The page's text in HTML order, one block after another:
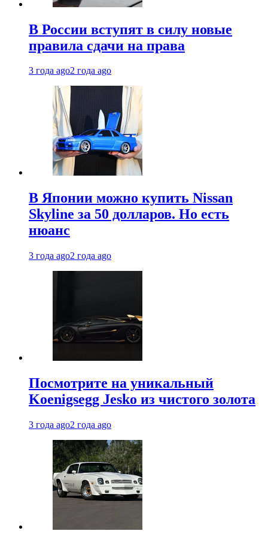
В России вступят в силу новые
правила сдачи на права
3 года ago2 года ago
В Японии можно купить Nissan
Skyline за 50 долларов. Но есть
нюанс
3 года ago2 года ago
Посмотрите на уникальный
Koenigsegg Jesko из чистого золота
3 года ago2 года ago